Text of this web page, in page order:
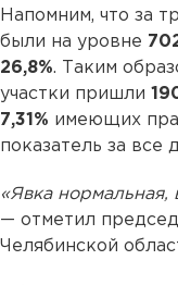
Напомним, что за
были на уровне
26,8%. Таким
участки пришли
7,31% имеющих
показатель за все
«Явка нормальная,
— отметил
Челябинской